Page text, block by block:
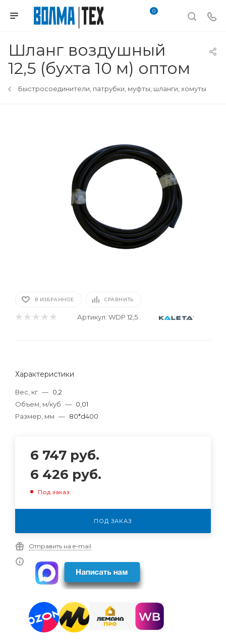
0
Шланг воздушный
12,5 (бухта 10 м) оптом
Быстросоединители, патрубки, муфты, шланги, хомуты
В ИЗБРАННОЕ СРАВНИТЬ
Артикул: WDP 12,5
Характеристики
Вес, кг — 0,2
Объем, м/куб — 0,01
Размер, мм — 80*d400
6 747 руб.
6 426 руб.
Под заказ
ПОД ЗАКАЗ
Отправить на e-mail